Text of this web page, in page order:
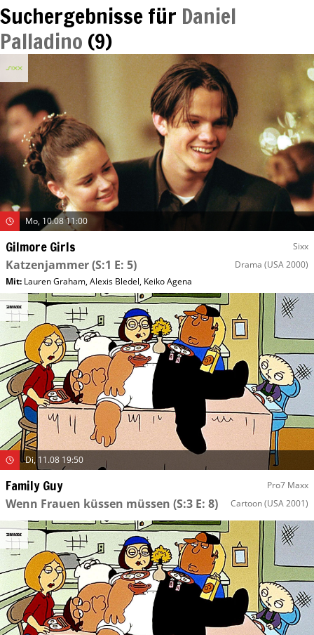
Suchergebnisse für Daniel
Palladino (9)
Mo, 10.08 11:00
Gilmore Girls Sixx
Katzenjammer(S:1 E: 5) Drama (USA 2000)
Mit: Lauren Graham,Alexis Bledel, Keiko Agena
Di, 11.08 19:50
Family Guy Pro7 Maxx
Wenn Frauen küssen müssen (S:3 E: 8) Cartoon(USA 2001)